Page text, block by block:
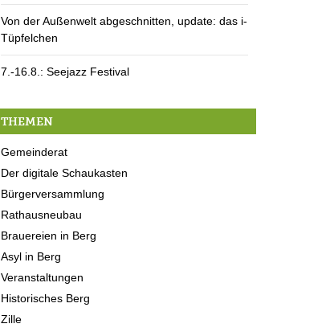
Von der Außenwelt abgeschnitten, update: das i-
Tüpfelchen
7.-16.8.: Seejazz Festival
THEMEN
Gemeinderat
Der digitale Schaukasten
Bürgerversammlung
Rathausneubau
Brauereien in Berg
Asyl in Berg
Veranstaltungen
Historisches Berg
Zille